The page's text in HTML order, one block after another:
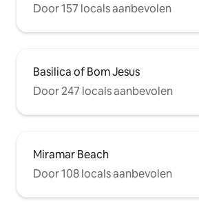
Door 157 locals aanbevolen
Basilica of Bom Jesus
Door 247 locals aanbevolen
Miramar Beach
Door 108 locals aanbevolen